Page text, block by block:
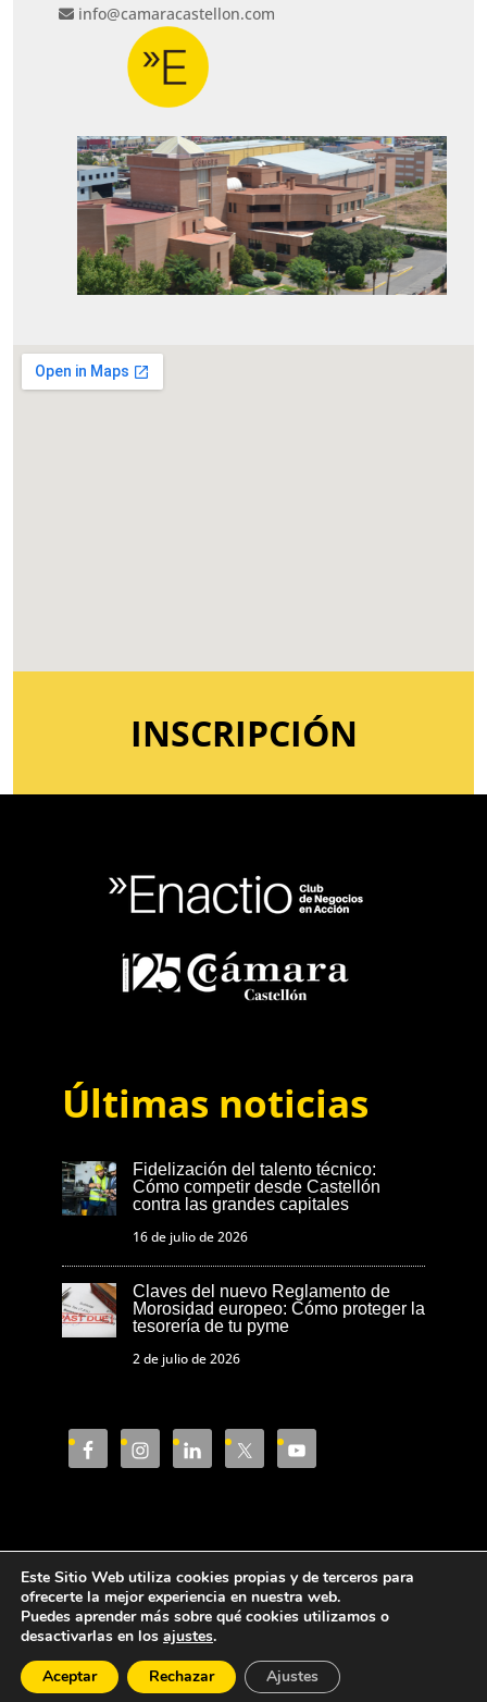
info@camaracastellon.com
INSCRIPCIÓN
Últimas noticias
Fidelización del talento técnico:
Cómo competir desde Castellón
contra las grandes capitales
16 de julio de 2026
Claves del nuevo Reglamento de
Morosidad europeo: Cómo proteger la
tesorería de tu pyme
2 de julio de 2026
Aviso Legal
Política de privacidad
Política de cookies
Cámara de Comercio de Castellón © 2023
Este Sitio Web utiliza cookies propias y de terceros para
ofrecerte la mejor experiencia en nuestra web.
Puedes aprender más sobre qué cookies utilizamos o
desactivarlas en los ajustes.
Aceptar
Rechazar Ajustes